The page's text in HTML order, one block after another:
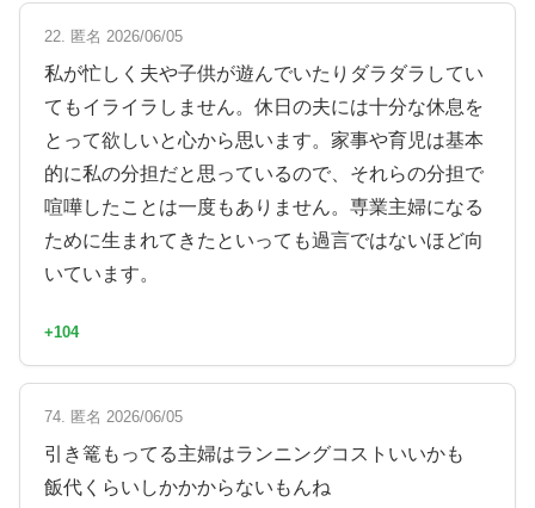
22. 匿名 2026/06/05
私が忙しく夫や子供が遊んでいたりダラダラしてい
てもイライラしません。休日の夫には十分な休息を
とって欲しいと心から思います。家事や育児は基本
的に私の分担だと思っているので、それらの分担で
喧嘩したことは一度もありません。専業主婦になる
ために生まれてきたといっても過言ではないほど向
いています。
+104
74. 匿名 2026/06/05
引き篭もってる主婦はランニングコストいいかも
飯代くらいしかかからないもんね